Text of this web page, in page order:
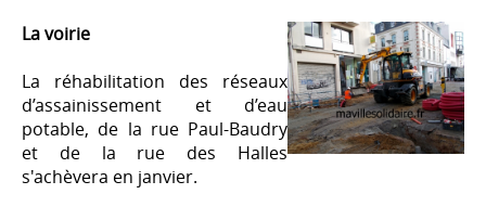
La voirie
La réhabilitation des réseaux
d’assainissement et d’eau
potable, de la rue Paul-Baudry
et de la rue des Halles
s'achèvera en janvier.